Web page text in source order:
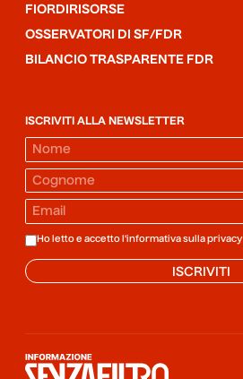
FIORDIRISORSE
OSSERVATORI DI SF/FDR
BILANCIO TRASPARENTE FDR
ISCRIVITI ALLA NEWSLETTER
Ho letto e accetto l'informativa sulla privacy
ISCRIVITI